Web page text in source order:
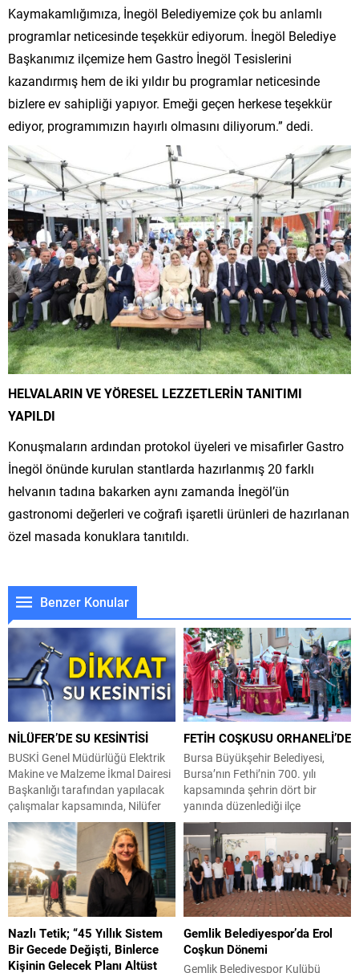
Kaymakamlığımıza, İnegöl Belediyemize çok bu anlamlı
programlar neticesinde teşekkür ediyorum. İnegöl Belediye
Başkanımız ilçemize hem Gastro İnegöl Tesislerini
kazandırmış hem de iki yıldır bu programlar neticesinde
bizlere ev sahipliği yapıyor. Emeği geçen herkese teşekkür
ediyor, programımızın hayırlı olmasını diliyorum.” dedi.
HELVALARIN VE YÖRESEL LEZZETLERİN TANITIMI
YAPILDI
Konuşmaların ardından protokol üyeleri ve misafirler Gastro
İnegöl önünde kurulan stantlarda hazırlanmış 20 farklı
helvanın tadına bakarken aynı zamanda İnegöl’ün
gastronomi değerleri ve coğrafi işaretli ürünleri de hazırlanan
özel masada konuklara tanıtıldı.
Benzer Konular
NİLÜFER’DE SU KESİNTİSİ
BUSKİ Genel Müdürlüğü Elektrik
Makine ve Malzeme İkmal Dairesi
Başkanlığı tarafından yapılacak
çalışmalar kapsamında, Nilüfer
İlçesi Konak Mahallesi; Yıldırım
Caddesi güneyi, Eğitimciler
Caddesi kuzeyi ile Başkent ve
Pınar Sokak doğusunda kalan
bölge ve civarında 04 Ağustos
2026 tarihinde 09:00 – 18:00
saatleri arasında su kesintisi
yapılacaktır. Vatandaşların
tedbirli olması rica...
FETİH COŞKUSU ORHANELİ’DE
Bursa Büyükşehir Belediyesi,
Bursa’nın Fethi’nin 700. yılı
kapsamında şehrin dört bir
yanında düzenlediği ilçe
şenliklerini bu kez Orhaneli’ye
taşıdı. Büyükşehir Belediyesi
Kültür, Sanat ve Sosyal İşler
Dairesi Başkanlığı tarafından
Orhaneli 9 Eylül Meydanı’nda
gerçekleştirilen etkinlikler, her
yaştan vatandaşı bir araya
getirdi. Şenlik alanında kurulan
kadın dernekleri ve kooperatif
stantları yoğun...
Nazlı Tetik; “45 Yıllık Sistem
Bir Gecede Değişti, Binlerce
Kişinin Gelecek Planı Altüst
Gemlik Belediyespor’da Erol
Coşkun Dönemi
Gemlik Belediyespor Kulübü